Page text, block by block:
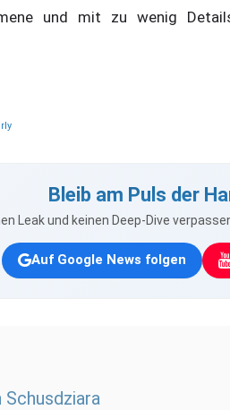
und mit zu wenig
Bleib am Puls der
Leak und keinen Deep-Dive
Auf Google News folgen
Schusdziara